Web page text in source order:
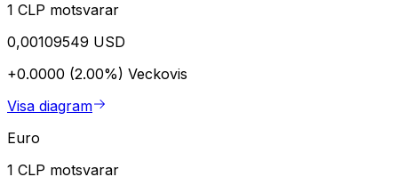
1 CLP motsvarar
0,00109549 USD
+0.0000 (2.00%) Veckovis
Visa diagram
Euro
1 CLP motsvarar